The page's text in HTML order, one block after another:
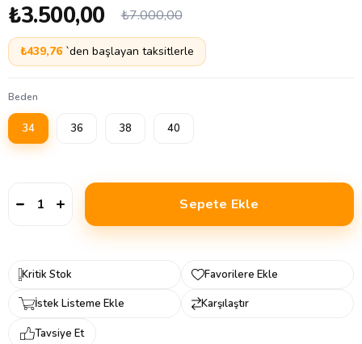
₺7.000,00
₺3.500,00
₺439,76 `den başlayan taksitlerle
Beden
34 36 38 40
Kritik Stok
Favorilere Ekle
İstek Listeme Ekle
Karşılaştır
Tavsiye Et